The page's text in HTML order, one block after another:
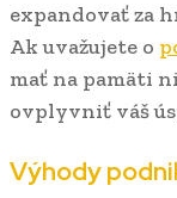
expandovať za
Ak uvažujete o
mať na pamäti
ovplyvniť váš
Výhody